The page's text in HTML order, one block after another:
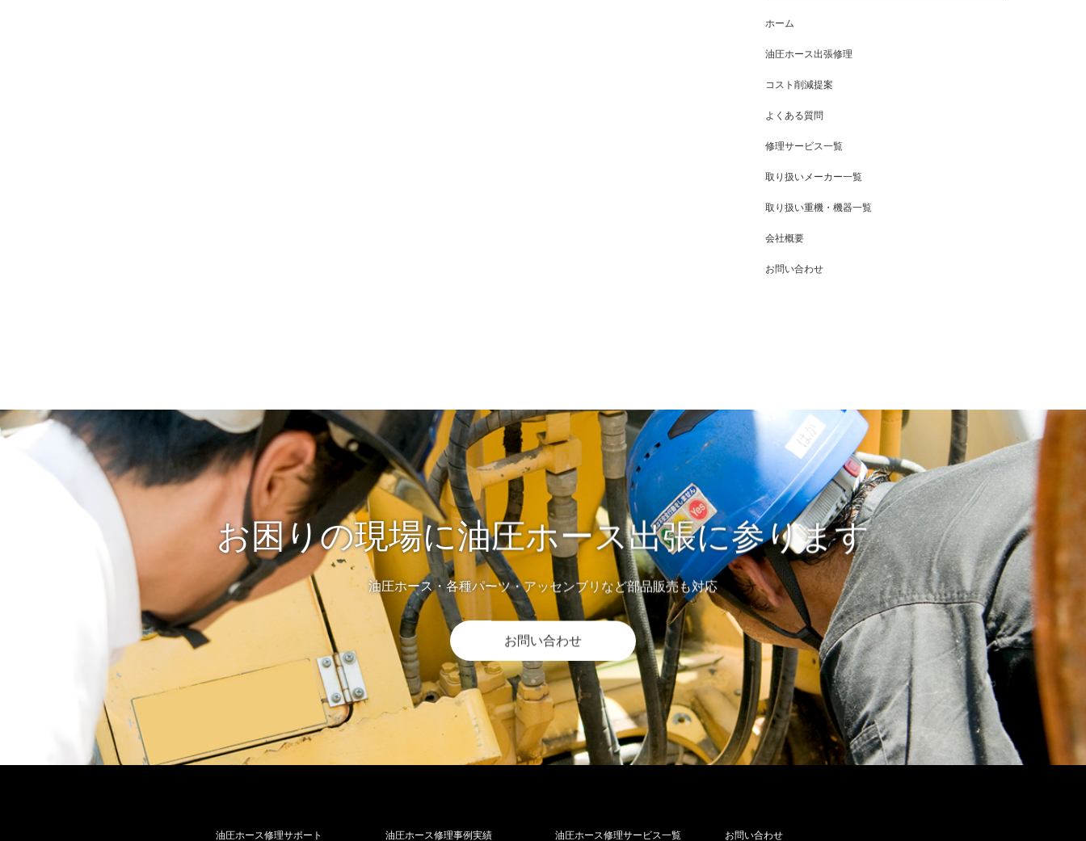
ホーム
油圧ホース出張修理
コスト削減提案
よくある質問
修理サービス一覧
取り扱いメーカー一覧
取り扱い重機・機器一覧
会社概要
お問い合わせ
お困りの現場に油圧ホース出張に参ります
油圧ホース・各種パーツ・アッセンブリなど部品販売も対応
お問い合わせ
油圧ホース修理サポート 油圧ホース修理事例実績 油圧ホース修理サービス一覧 お問い合わせ